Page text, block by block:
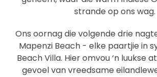
strande op ons wag.
Ons oornag die volgende drie
Mapenzi Beach - elke paartjie in
Beach Villa. Hier omvou ‘n luukse
gevoel van vreedsame